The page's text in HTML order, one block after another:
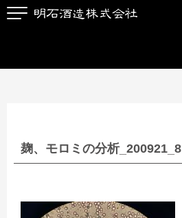
麹、モロミの分析_200921_8